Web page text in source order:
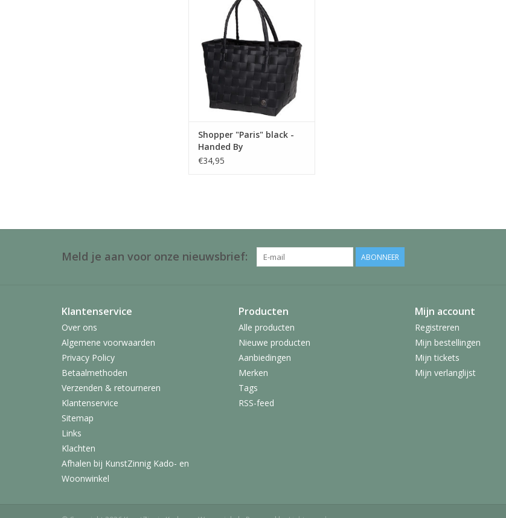
Paris van Handed By is een
kleurrijk en trendy
boodschappentas of shopper.
Een functionele
boodschappentas voor de
dagelijkse inkopen of naar het
strand met een fashion look.
Deze oersterke tas kan heel wat
kilo's vervoeren en
Shopper "Paris" black -
Handed By
€34,95
Meld je aan voor onze nieuwsbrief: ABONNEER
Klantenservice
Over ons
Algemene voorwaarden
Privacy Policy
Betaalmethoden
Verzenden & retourneren
Klantenservice
Sitemap
Links
Klachten
Afhalen bij KunstZinnig Kado- en
Woonwinkel
Producten
Alle producten
Nieuwe producten
Aanbiedingen
Merken
Tags
RSS-feed
Mijn account
Registreren
Mijn bestellingen
Mijn tickets
Mijn verlanglijst